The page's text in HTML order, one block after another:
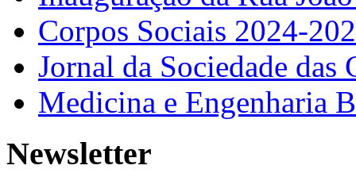
Corpos Sociais 2024-
Jornal da Sociedade
Medicina e Engenharia
Newsletter